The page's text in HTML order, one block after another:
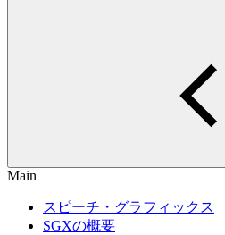
Main
スピーチ・グラフィックス
SGXの概要